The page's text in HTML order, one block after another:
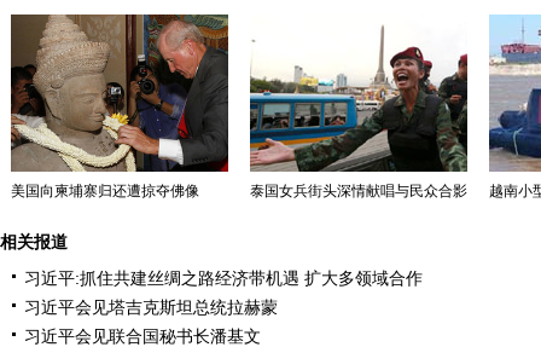
美国向柬埔寨归还遭掠夺佛像 泰国女兵街头深情献唱与民众合影 越南小
相关报道
习近平:抓住共建丝绸之路经济带机遇 扩大多领域合作
习近平会见塔吉克斯坦总统拉赫蒙
习近平会见联合国秘书长潘基文